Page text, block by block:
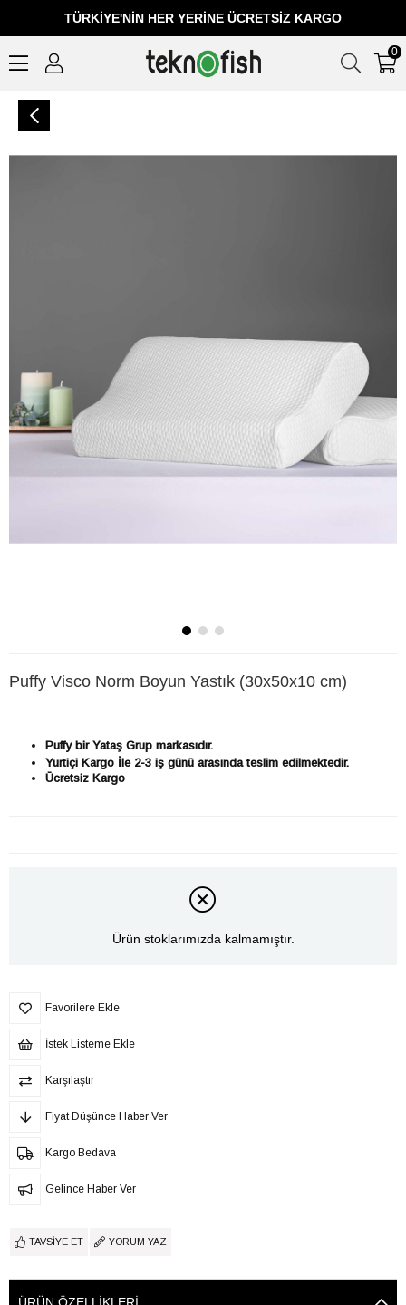
TÜRKIYE'NIN HER YERINE ÜCRETSIZ KARGO
0
Puffy Visco Norm Boyun Yastık (30x50x10 cm)
Puffy Visco Norm Boyun Yastık (30x50x10 cm)
Puffy bir Yataş Grup markasıdır.
Yurtiçi Kargo İle 2-3 iş günü arasında teslim edilmektedir.
Ücretsiz Kargo
Ürün stoklarımızda kalmamıştır.
Favorilere Ekle
İstek Listeme Ekle
Karşılaştır
Fiyat Düşünce Haber Ver
Kargo Bedava
Gelince Haber Ver
TAVSIYE ET YORUM YAZ